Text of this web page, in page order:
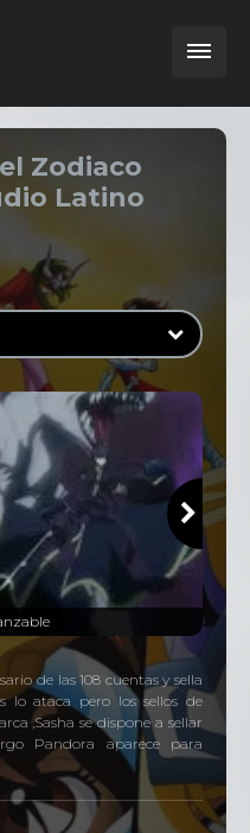
Zodiaco
Latino
de las 108 cuentas y sella
lo ataca pero los sellos de
,Sasha se dispone a sellar
Pandora aparece para